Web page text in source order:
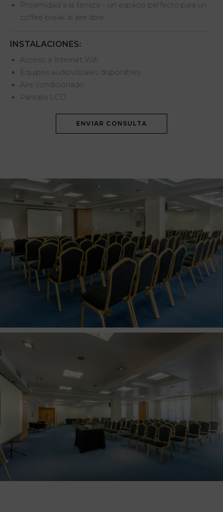
Proximidad a la terraza – un espacio perfecto para un
coffee-break al aire libre
INSTALACIONES:
Acceso a Internet Wifi
Equipos audiovisuales disponibles
Aire condicionado
Pantalla LCD
ENVIAR CONSULTA